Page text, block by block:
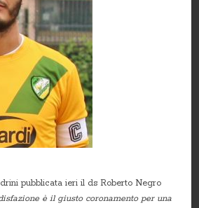
pubblicata ieri il ds Roberto Negro
è il giusto coronamento per una